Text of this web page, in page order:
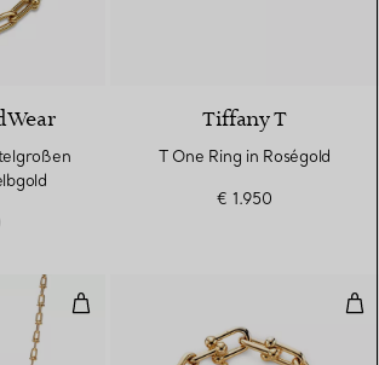
Tiffany T
T One Ring in Roségold
€ 1.950
Kleine Gliederhalskette in